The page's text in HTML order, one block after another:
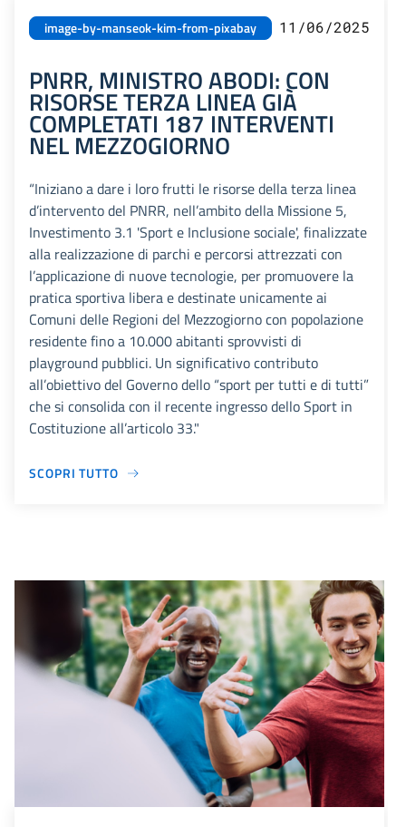
image-by-manseok-kim-from-pixabay 11/06/2025
PNRR, MINISTRO ABODI: CON
RISORSE TERZA LINEA GIÀ
COMPLETATI 187 INTERVENTI
NEL MEZZOGIORNO
“Iniziano a dare i loro frutti le risorse della terza linea
d’intervento del PNRR, nell’ambito della Missione 5,
Investimento 3.1 'Sport e Inclusione sociale', finalizzate
alla realizzazione di parchi e percorsi attrezzati con
l’applicazione di nuove tecnologie, per promuovere la
pratica sportiva libera e destinate unicamente ai
Comuni delle Regioni del Mezzogiorno con popolazione
residente fino a 10.000 abitanti sprovvisti di
playground pubblici. Un significativo contributo
all’obiettivo del Governo dello “sport per tutti e di tutti”
che si consolida con il recente ingresso dello Sport in
Costituzione all’articolo 33."
SCOPRI TUTTO